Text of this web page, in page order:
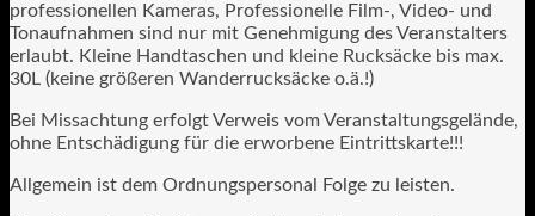
professionellen Kameras, Professionelle Film-, Video- und
Tonaufnahmen sind nur mit Genehmigung des Veranstalters
erlaubt. Kleine Handtaschen und kleine Rucksäcke bis max.
30L (keine größeren Wanderrucksäcke o.ä.!)
Bei Missachtung erfolgt Verweis vom Veranstaltungsgelände,
ohne Entschädigung für die erworbene Eintrittskarte!!!
Allgemein ist dem Ordnungspersonal Folge zu leisten.